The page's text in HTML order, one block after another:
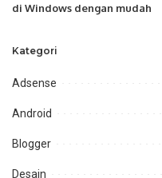
di Windows dengan mudah
Kategori
Adsense
Android
Blogger
Desain